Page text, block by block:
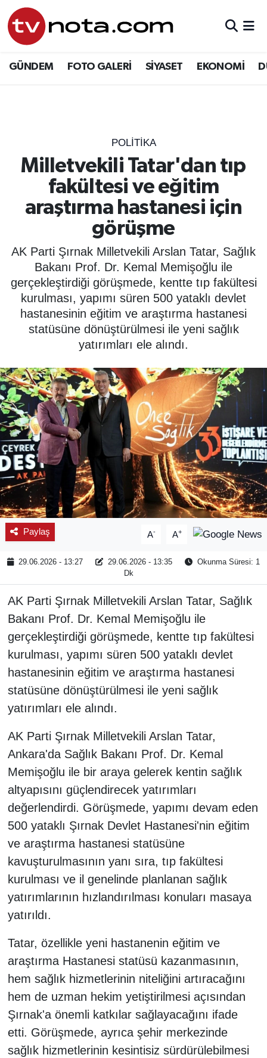
GÜNDEM FOTO GALERİ SİYASET EKONOMİ
POLİTİKA
Milletvekili Tatar'dan tıp
fakültesi ve eğitim
araştırma hastanesi için
görüşme
AK Parti Şırnak Milletvekili Arslan Tatar, Sağlık
Bakanı Prof. Dr. Kemal Memişoğlu ile
gerçekleştirdiği görüşmede, kentte tıp fakültesi
kurulması, yapımı süren 500 yataklı devlet
hastanesinin eğitim ve araştırma hastanesi
statüsüne dönüştürülmesi ile yeni sağlık
yatırımları ele alındı.
Paylaş A- A+
29.06.2026 - 13:27 29.06.2026 - 13:35
Okunma Süresi: 1
Dk
AK Parti Şırnak Milletvekili Arslan Tatar, Sağlık
Bakanı Prof. Dr. Kemal Memişoğlu ile
gerçekleştirdiği görüşmede, kentte tıp fakültesi
kurulması, yapımı süren 500 yataklı devlet
hastanesinin eğitim ve araştırma hastanesi
statüsüne dönüştürülmesi ile yeni sağlık
yatırımları ele alındı.
AK Parti Şırnak Milletvekili Arslan Tatar,
Ankara'da Sağlık Bakanı Prof. Dr. Kemal
Memişoğlu ile bir araya gelerek kentin sağlık
altyapısını güçlendirecek yatırımları
değerlendirdi. Görüşmede, yapımı devam eden
500 yataklı Şırnak Devlet Hastanesi'nin eğitim
ve araştırma hastanesi statüsüne
kavuşturulmasının yanı sıra, tıp fakültesi
kurulması ve il genelinde planlanan sağlık
yatırımlarının hızlandırılması konuları masaya
yatırıldı.
Tatar, özellikle yeni hastanenin eğitim ve
araştırma Hastanesi statüsü kazanmasının,
hem sağlık hizmetlerinin niteliğini artıracağını
hem de uzman hekim yetiştirilmesi açısından
Şırnak'a önemli katkılar sağlayacağını ifade
etti. Görüşmede, ayrıca şehir merkezinde
sağlık hizmetlerinin kesintisiz sürdürülebilmesi
GÜNDEM
YURT
EĞİTİM
ÖZEL HABER
SAĞLIK
SPOR
ÇEVRE
BİLİM - TEKNOLOJİ
KADIN
KÜLTÜR SANAT
MAGAZİN
Hava Durumu
Son Dakika Haberleri
Haber Arşivi